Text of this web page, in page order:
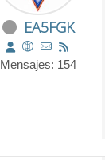
EA5FGK
Mensajes: 154